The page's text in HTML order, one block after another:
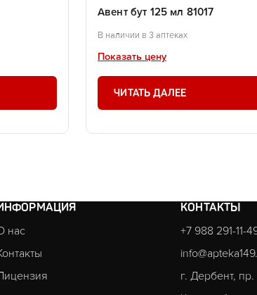
Авент бут 125 мл 81017
В наличии в 3 аптеках
Показать цену
ЧИТАТЬ ДАЛЕЕ
нас
КОНТАКТЫ
+7 988 291-11-
г. Дербент,